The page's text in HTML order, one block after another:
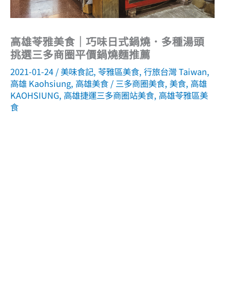
高雄苓雅美食｜巧味日式鍋燒．多種湯頭
挑選三多商圈平價鍋燒麵推薦
2021-01-24 / 美味食記, 苓雅區美食, 行旅台灣 Taiwan,
高雄 Kaohsiung, 高雄美食 / 三多商圈美食, 美食, 高雄
KAOHSIUNG, 高雄捷運三多商圈站美食, 高雄苓雅區美
食